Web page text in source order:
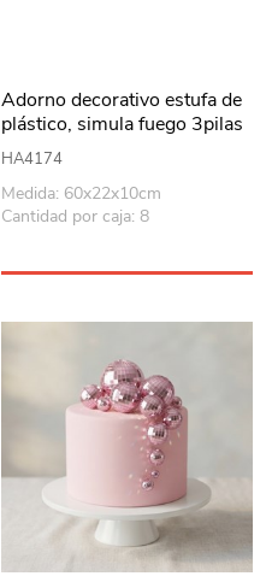
Adorno decorativo estufa de
plástico, simula fuego 3pilas
C y recarga USB, en caja
HA4174
Medida: 60x22x10cm
Cantidad por caja: 8